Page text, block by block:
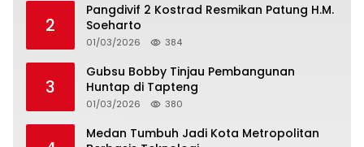
2
Pangdivif 2 Kostrad Resmikan Patung H.M.
Soeharto
01/03/2026 384
3
Gubsu Bobby Tinjau Pembangunan
Huntap di Tapteng
01/03/2026 380
Medan Tumbuh Jadi Kota Metropolitan